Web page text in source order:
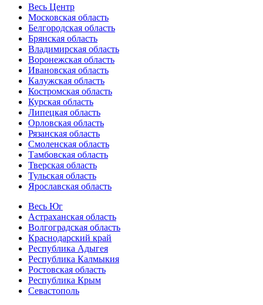
Весь Центр
Московская область
Белгородская область
Брянская область
Владимирская область
Воронежская область
Ивановская область
Калужская область
Костромская область
Курская область
Липецкая область
Орловская область
Рязанская область
Смоленская область
Тамбовская область
Тверская область
Тульская область
Ярославская область
Весь Юг
Астраханская область
Волгоградская область
Краснодарский край
Республика Адыгея
Республика Калмыкия
Ростовская область
Республика Крым
Севастополь